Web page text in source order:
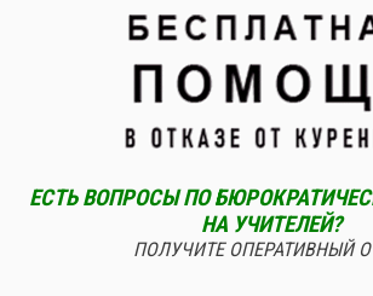
ЕСТЬ ВОПРОСЫ ПО
НА УЧИТЕЛЕЙ?
ПОЛУЧИТЕ ОПЕРАТИВНЫЙ